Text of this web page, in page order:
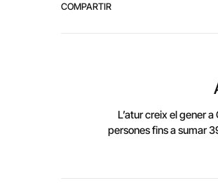
COMPARTIR
L’atur creix el gener
persones fins a sumar